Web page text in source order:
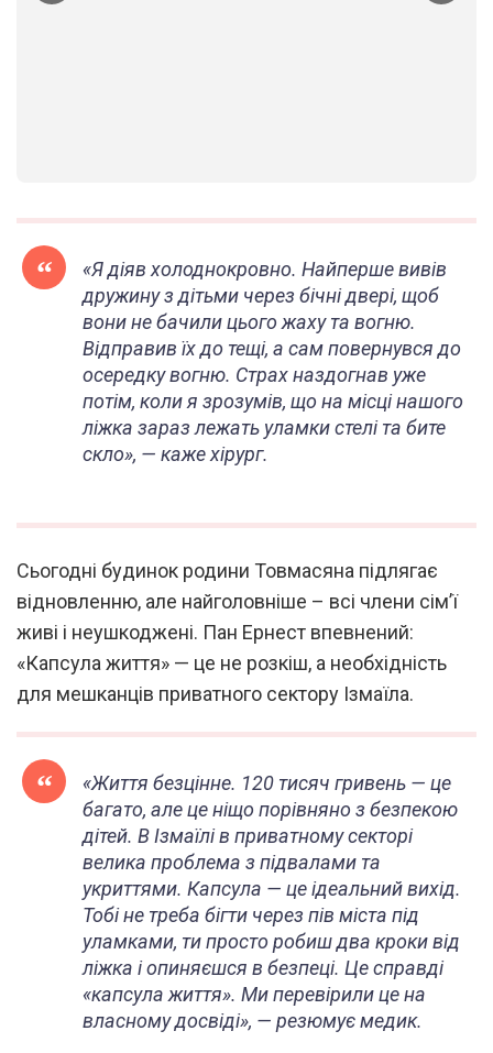
«Я діяв холоднокровно. Найперше вивів
дружину з дітьми через бічні двері, щоб
вони не бачили цього жаху та вогню.
Відправив їх до тещі, а сам повернувся до
осередку вогню. Страх наздогнав уже
потім, коли я зрозумів, що на місці нашого
ліжка зараз лежать уламки стелі та бите
скло», — каже хірург.
Сьогодні будинок родини Товмасяна підлягає
відновленню, але найголовніше – всі члени сім’ї
живі і неушкоджені. Пан Ернест впевнений:
«Капсула життя» — це не розкіш, а необхідність
для мешканців приватного сектору Ізмаїла.
«Життя безцінне. 120 тисяч гривень — це
багато, але це ніщо порівняно з безпекою
дітей. В Ізмаїлі в приватному секторі
велика проблема з підвалами та
укриттями. Капсула — це ідеальний вихід.
Тобі не треба бігти через пів міста під
уламками, ти просто робиш два кроки від
ліжка і опиняєшся в безпеці. Це справді
«капсула життя». Ми перевірили це на
власному досвіді», — резюмує медик.